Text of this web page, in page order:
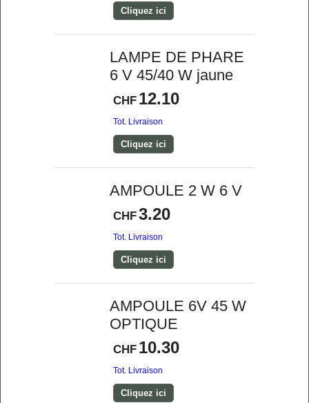
Cliquez ici
LAMPE DE PHARE
6 V 45/40 W jaune
CHF 12.10
Tot. Livraison
Cliquez ici
AMPOULE 2 W 6 V
CHF3.20
Tot. Livraison
Cliquez ici
AMPOULE 6V 45 W
OPTIQUE
CHF 10.30
Tot. Livraison
Cliquez ici